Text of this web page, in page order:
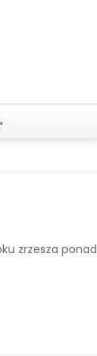
zrzesza ponad